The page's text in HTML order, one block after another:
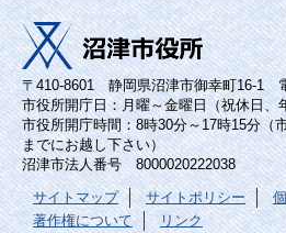
〒410-8601 静岡県沼津市御幸町16-1
市役所開庁日：月曜～金曜日（祝休日、
市役所開庁時間：8時30分～17時15分（
までにお越し下さい）
沼津市法人番号 8000020222038
サイトマップ サイトポリシー
著作権について
リンク